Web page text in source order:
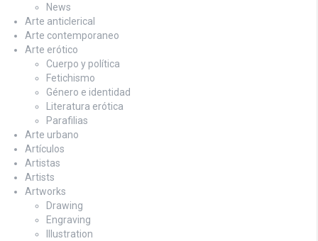
News
Arte anticlerical
Arte contemporaneo
Arte erótico
Cuerpo y política
Fetichismo
Género e identidad
Literatura erótica
Parafilias
Arte urbano
Artículos
Artistas
Artists
Artworks
Drawing
Engraving
Illustration